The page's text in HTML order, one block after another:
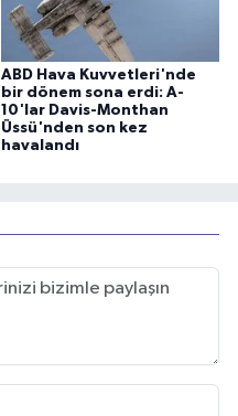
ABD Hava Kuvvetleri'nde
bir dönem sona erdi: A-
10'lar Davis-Monthan
Üssü'nden son kez
havalandı